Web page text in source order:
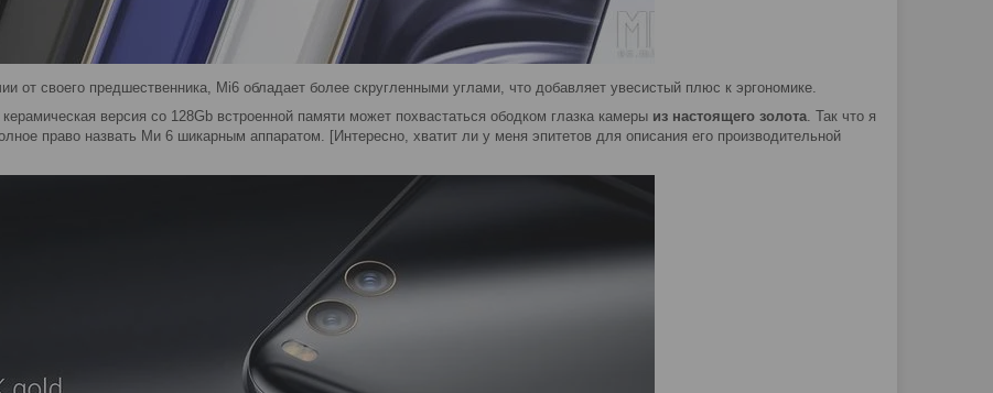
от своего предшественника, Mi6 обладает более скругленными углами, что добавляет увесистый плюс к эргономике.
керамическая версия со 128Gb встроенной памяти может похвастаться ободком глазка камеры из настоящего золота. Так что я
право назвать Ми 6 шикарным аппаратом. [Интересно, хватит ли у меня эпитетов для описания его производительной